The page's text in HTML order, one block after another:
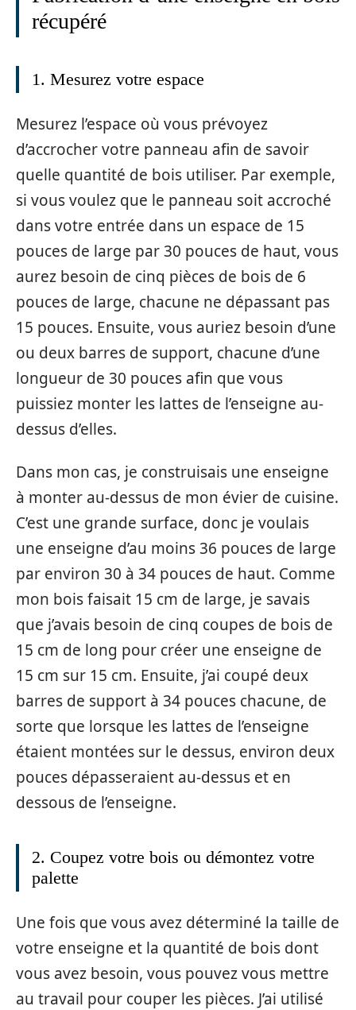
récupéré
1. Mesurez votre espace
Mesurez l’espace où vous prévoyez
d’accrocher votre panneau afin de savoir
quelle quantité de bois utiliser. Par exemple,
si vous voulez que le panneau soit accroché
dans votre entrée dans un espace de 15
pouces de large par 30 pouces de haut, vous
aurez besoin de cinq pièces de bois de 6
pouces de large, chacune ne dépassant pas
15 pouces. Ensuite, vous auriez besoin d’une
ou deux barres de support, chacune d’une
longueur de 30 pouces afin que vous
puissiez monter les lattes de l’enseigne au-
dessus d’elles.
Dans mon cas, je construisais une enseigne
à monter au-dessus de mon évier de cuisine.
C’est une grande surface, donc je voulais
une enseigne d’au moins 36 pouces de large
par environ 30 à 34 pouces de haut. Comme
mon bois faisait 15 cm de large, je savais
que j’avais besoin de cinq coupes de bois de
15 cm de long pour créer une enseigne de
15 cm sur 15 cm. Ensuite, j’ai coupé deux
barres de support à 34 pouces chacune, de
sorte que lorsque les lattes de l’enseigne
étaient montées sur le dessus, environ deux
pouces dépasseraient au-dessus et en
dessous de l’enseigne.
2. Coupez votre bois ou démontez votre
palette
Une fois que vous avez déterminé la taille de
votre enseigne et la quantité de bois dont
vous avez besoin, vous pouvez vous mettre
au travail pour couper les pièces. J’ai utilisé